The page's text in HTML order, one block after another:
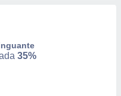
35%